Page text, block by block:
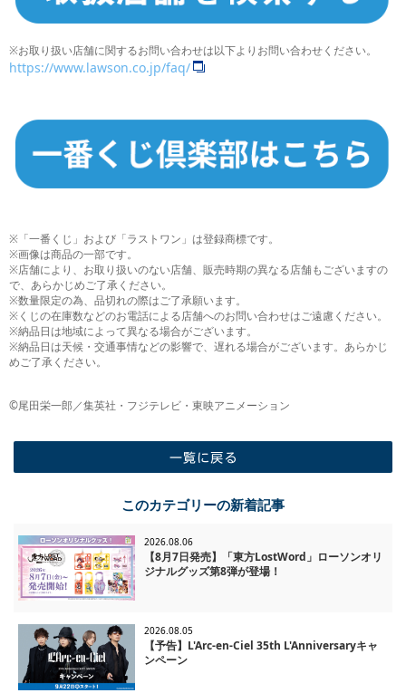
※お取り扱い店舗に関するお問い合わせは以下よりお問い合わせください。
https://www.lawson.co.jp/faq/
※「一番くじ」および「ラストワン」は登録商標です。
※画像は商品の一部です。
※店舗により、お取り扱いのない店舗、販売時期の異なる店舗もございますの
で、あらかじめご了承ください。
※数量限定の為、品切れの際はご了承願います。
※くじの在庫数などのお電話による店舗へのお問い合わせはご遠慮ください。
※納品日は地域によって異なる場合がございます。
※納品日は天候・交通事情などの影響で、遅れる場合がございます。あらかじ
めご了承ください。
©尾田栄一郎／集英社・フジテレビ・東映アニメーション
このカテゴリーの新着記事
2026.08.06
【8月7日発売】「東方LostWord」ローソンオリ
ジナルグッズ第8弾が登場！
2026.08.05
【予告】L'Arc-en-Ciel 35th L'Anniversaryキャ
ンペーン